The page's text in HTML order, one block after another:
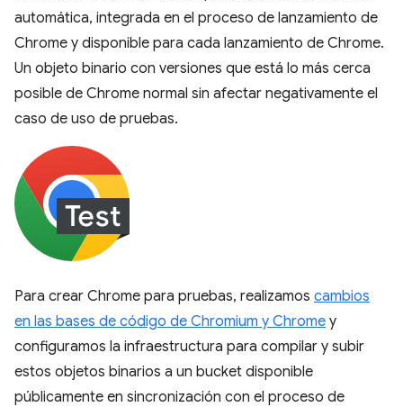
automática, integrada en el proceso de lanzamiento de
Chrome y disponible para cada lanzamiento de Chrome.
Un objeto binario con versiones que está lo más cerca
posible de Chrome normal sin afectar negativamente el
caso de uso de pruebas.
Para crear Chrome para pruebas, realizamos cambios
en las bases de código de Chromium y Chrome y
configuramos la infraestructura para compilar y subir
estos objetos binarios a un bucket disponible
públicamente en sincronización con el proceso de